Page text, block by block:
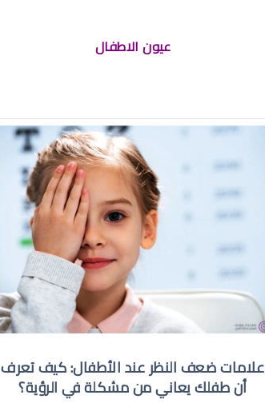
عيون الاطفال
علامات ضعف النظر عند الأطفال: كيف تعرف
أن طفلك يعاني من مشكلة في الرؤية؟